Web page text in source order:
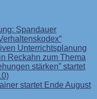
Spandauer
Unterrichtsplanung
Reckahn zum Thema
stärken” startet
startet Ende August